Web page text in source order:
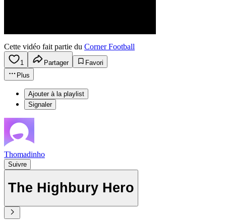
Cette vidéo fait partie du Corner Football
1 Partager
Favori
Plus
Ajouter à la playlist
Signaler
Thomadinho
Suivre
The Highbury Hero